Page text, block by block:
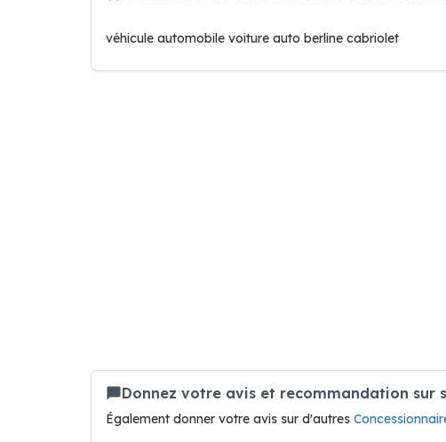
véhicule automobile voiture auto berline cabriolet
Donnez votre avis et recommandation sur
Également donner votre avis sur d'autres